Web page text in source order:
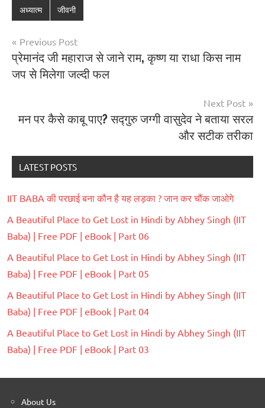
अध्यात्म जीवनी
Previous Post
प्रेमानंद जी महाराज से जाने राम, कृष्ण या राधा किस नाम
जप से मिलेगा जल्दी फल
Next Post
मन पर कैसे काबू पाए? सद्गुरु जग्गी वासुदेव ने बताया सरल
और सटीक तरीका
LATEST POSTS
IIT BABA की परछाई बना कौन है यह लड़का ? जान कर चौंक जाओगे
A Beautiful Place to Get Lost in Hindi by Abhey Singh (IIT
Baba) | Free PDF | eBook | Part 06
A Beautiful Place to Get Lost in Hindi by Abhey Singh (IIT
Baba) | Free PDF | eBook | Part 05
A Beautiful Place to Get Lost in Hindi by Abhey Singh (IIT
Baba) | Free PDF | eBook | Part 04
A Beautiful Place to Get Lost in Hindi by Abhey Singh (IIT
Baba) | Free PDF | eBook | Part 03
About Us